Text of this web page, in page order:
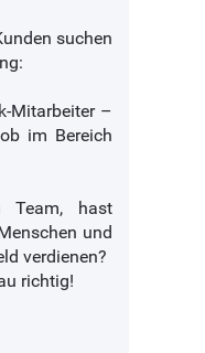
suchen
Mitarbeiter –
im Bereich
Team, hast
und
verdienen?
richtig!